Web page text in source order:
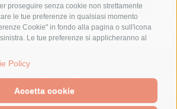
proseguire senza cookie non strettamente
le tue preferenze in qualsiasi momento
Cookie" in fondo alla pagina o sull'icona
Le tue preferenze si applicheranno al
Policy
Accetta cookie
villa fiorentino vincenzo de luca
All rights reserved.
Penisola Sorrentina
Policy